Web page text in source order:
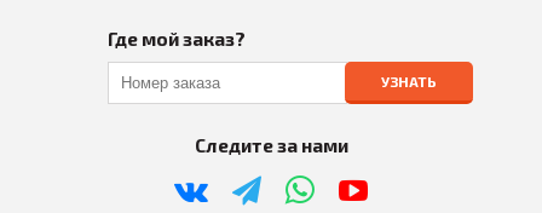
Где мой заказ?
УЗНАТЬ
Следите за нами